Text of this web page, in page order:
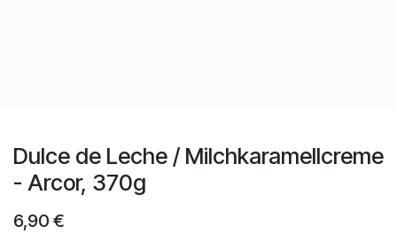
Dulce de Leche / Milchkaramellcreme
- Arcor, 370g
6,90 €